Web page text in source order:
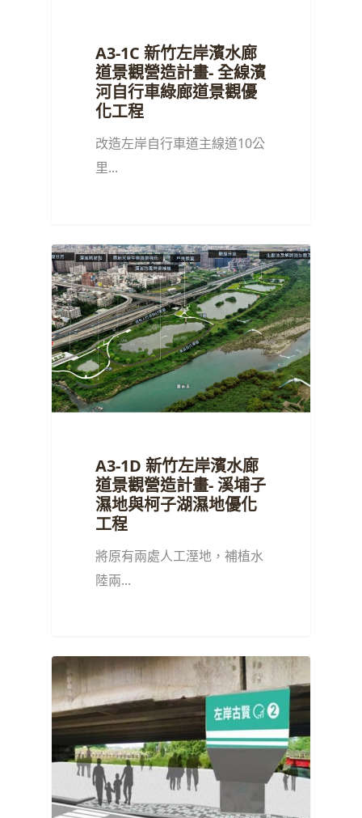
A3-1C 新竹左岸濱水廊
道景觀營造計畫- 全線濱
河自行車綠廊道景觀優
化工程
改造左岸自行車道主線道10公
里...
A3-1D 新竹左岸濱水廊
道景觀營造計畫- 溪埔子
濕地與柯子湖濕地優化
工程
將原有兩處人工溼地，補植水
陸兩...